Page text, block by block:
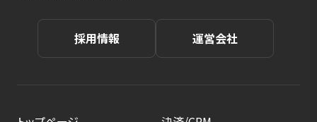
採用情報 運営会社